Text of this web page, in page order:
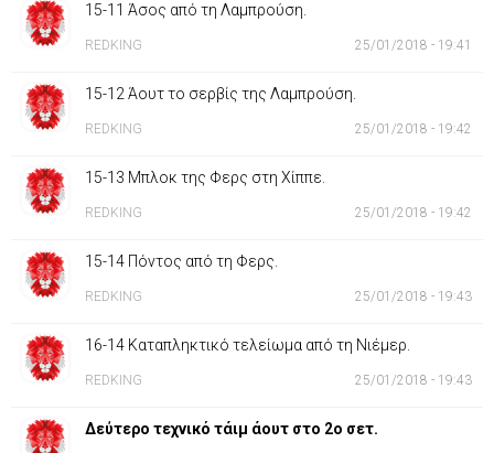
15-11 Άσος από τη Λαμπρούση.
REDKING 25/01/2018 - 19:41
15-12 Άουτ το σερβίς της Λαμπρούση.
REDKING 25/01/2018 - 19:42
15-13 Μπλοκ της Φερς στη Χίππε.
REDKING 25/01/2018 - 19:42
15-14 Πόντος από τη Φερς.
REDKING 25/01/2018 - 19:43
16-14 Καταπληκτικό τελείωμα από τη Νιέμερ.
REDKING 25/01/2018 - 19:43
Δεύτερο τεχνικό τάιμ άουτ στο 2ο σετ.